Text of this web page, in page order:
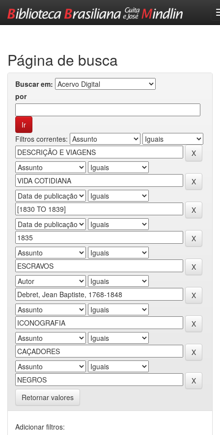
Página de busca
Buscar em:
por
Filtros correntes:
Retornar valores
Adicionar filtros: